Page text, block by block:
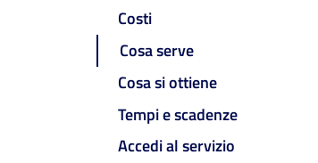
Costi
Cosa serve
Cosa si ottiene
Tempi e scadenze
Accedi al servizio